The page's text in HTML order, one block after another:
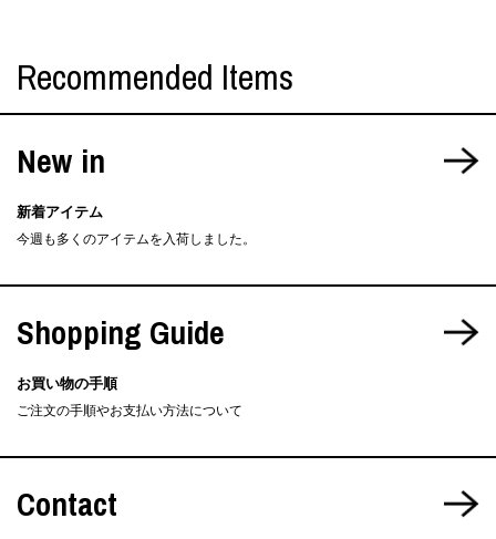
Recommended Items
New in
新着アイテム
今週も多くのアイテムを入荷しました。
Shopping Guide
お買い物の手順
ご注文の手順やお支払い方法について
Contact